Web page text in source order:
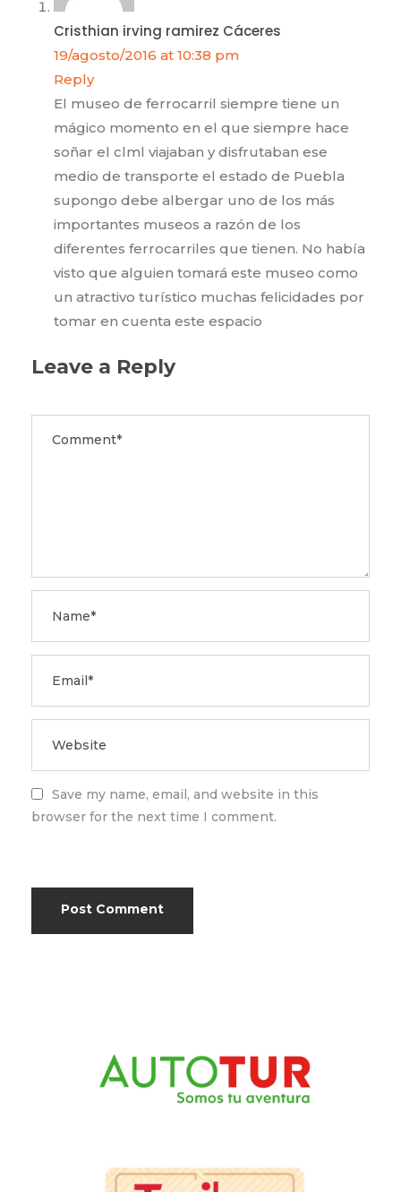
Cristhian irving ramirez Cáceres
19/agosto/2016 at 10:38 pm
Reply
El museo de ferrocarril siempre tiene un
mágico momento en el que siempre hace
soñar el clml viajaban y disfrutaban ese
medio de transporte el estado de Puebla
supongo debe albergar uno de los más
importantes museos a razón de los
diferentes ferrocarriles que tienen. No había
visto que alguien tomará este museo como
un atractivo turístico muchas felicidades por
tomar en cuenta este espacio
Leave a Reply
Save my name, email, and website in this
browser for the next time I comment.